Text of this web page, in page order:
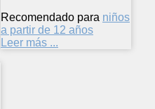
Recomendado para niños
a partir de 12 años
Leer más ...